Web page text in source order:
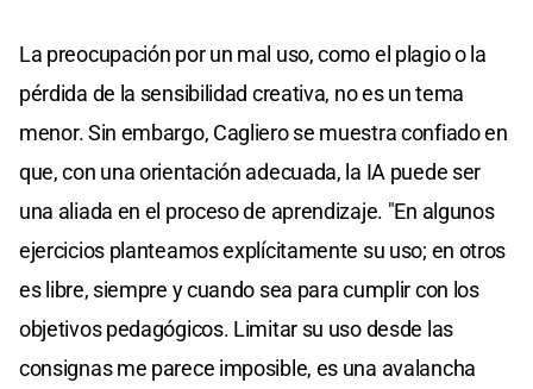
La preocupación por un mal uso, como el plagio o la
pérdida de la sensibilidad creativa, no es un tema
menor. Sin embargo, Cagliero se muestra confiado en
que, con una orientación adecuada, la IA puede ser
una aliada en el proceso de aprendizaje. "En algunos
ejercicios planteamos explícitamente su uso; en otros
es libre, siempre y cuando sea para cumplir con los
objetivos pedagógicos. Limitar su uso desde las
consignas me parece imposible, es una avalancha